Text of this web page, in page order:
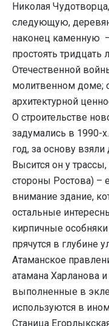
Николая
следующую,
наконец каменную
простоять тридцать
Отечественной
молитвенном доме;
архитектурной
О строительстве
задумались в 1990-
год, за основу
Высится он у
стороны Ростова) –
внимание здание,
остальные
кирпичные
прячутся в глубине
Атаманское
атамана Харланова
выполненные в
используются в
Станица